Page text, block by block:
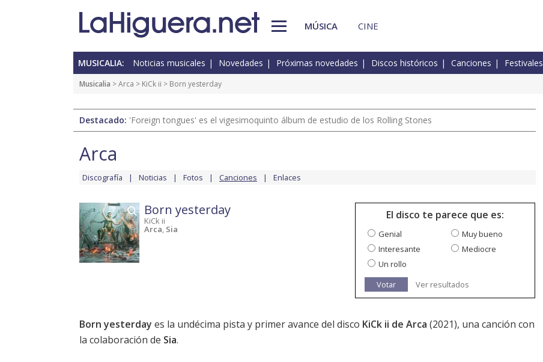
MÚSICA CINE
MUSICALIA: Noticias musicales Novedades Próximas novedades Discos históricos Canciones Festivales
Musicalia >Arca > KiCk ii > Born yesterday
Destacado: 'Foreign tongues' es el vigesimoquinto álbum de estudio de los Rolling Stones
Arca
Discografía Noticias Fotos Canciones Enlaces
Born yesterday
KiCk ii
Arca, Sia
El disco te parece que es:
Genial
Muy bueno
Interesante
Mediocre
Un rollo
Votar
Ver resultados
Born yesterday es la undécima pista y primer avance del disco KiCk ii de Arca (2021), una canción con
la colaboración de Sia.